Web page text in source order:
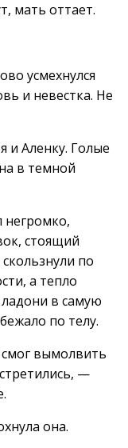
мать оттает.
усмехнулся
и невестка. Не
и Аленку. Голые
в темной
стоящий
по
а тепло
в самую
по телу.
вымолвить
—
она.